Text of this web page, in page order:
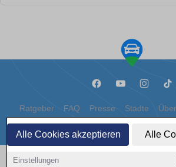
Alle Cookies akzeptieren Alle
Einstellungen
Ratgeber FAQ Presse Städte
Datenschutz Cookies
Copyright © 2000 - 2026 | 1A Infosysteme GmbH |